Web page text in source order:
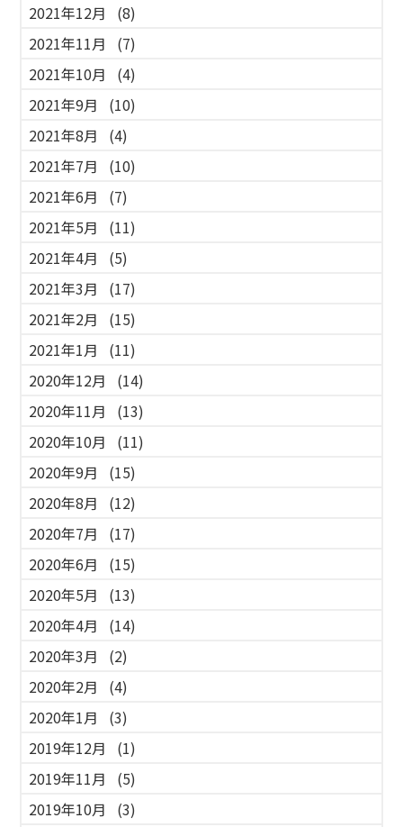
2021年12月
(8)
2021年11月
(7)
2021年10月
(4)
2021年9月
(10)
2021年8月
(4)
2021年7月
(10)
2021年6月
(7)
2021年5月
(11)
2021年4月
(5)
2021年3月
(17)
2021年2月
(15)
2021年1月
(11)
2020年12月
(14)
2020年11月
(13)
2020年10月
(11)
2020年9月
(15)
2020年8月
(12)
2020年7月
(17)
2020年6月
(15)
2020年5月
(13)
2020年4月
(14)
2020年3月
(2)
2020年2月
(4)
2020年1月
(3)
2019年12月
(1)
2019年11月
(5)
2019年10月
(3)